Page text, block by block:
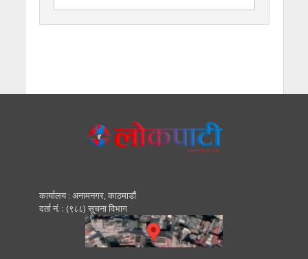
कार्यालय : अनामनगर, काठमाडाैं
दर्ता नं. : (९८८) सूचना विभाग